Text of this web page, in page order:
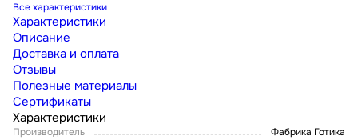
Все характеристики
Характеристики
Описание
Доставка и оплата
Отзывы
Полезные материалы
Сертификаты
Характеристики
Производитель
Фабрика Готика